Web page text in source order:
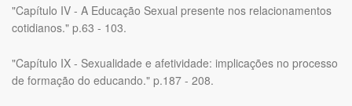
"Capítulo IV - A Educação Sexual presente nos relacionamentos
cotidianos." p.63 - 103.
"Capítulo IX - Sexualidade e afetividade: implicações no processo
de formação do educando." p.187 - 208.